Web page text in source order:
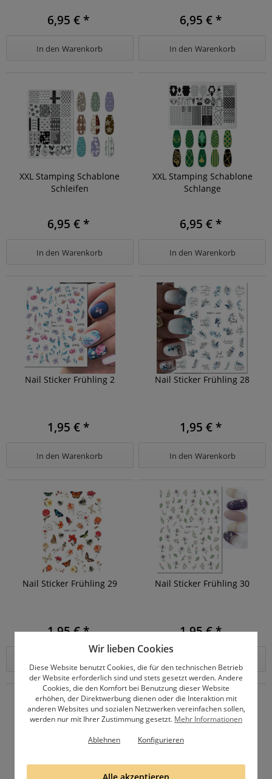
6,95 € *
In den Warenkorb
6,95 € *
In den Warenkorb
XXL Stamping Schablone
Schleifen
6,95 € *
In den Warenkorb
XXL Stamping Schablone
Schlange
6,95 € *
In den Warenkorb
Nail Sticker Frühling 2
1,95 € *
In den Warenkorb
Nail Sticker Frühling 28
1,95 € *
In den Warenkorb
Nail Sticker Frühling 29
1,95 € *
Nail Sticker Frühling 30
1,95 € *
Wir lieben Cookies
Diese Website benutzt Cookies, die für den technischen Betrieb
der Website erforderlich sind und stets gesetzt werden. Andere
Cookies, die den Komfort bei Benutzung dieser Website
erhöhen, der Direktwerbung dienen oder die Interaktion mit
anderen Websites und sozialen Netzwerken vereinfachen sollen,
werden nur mit Ihrer Zustimmung gesetzt. Mehr Informationen
Ablehnen
Konfigurieren
Alle akzeptieren